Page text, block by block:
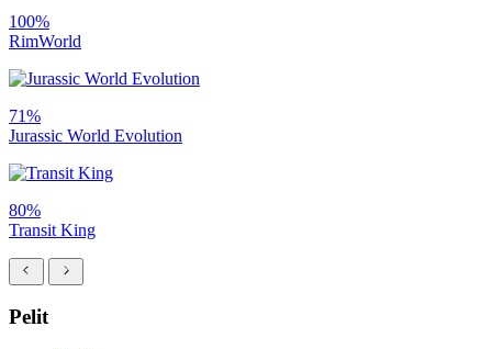
100%
RimWorld
71%
Jurassic World Evolution
80%
Transit King
Pelit